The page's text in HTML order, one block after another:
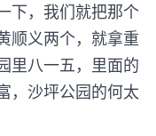
下，我们就把那个
顺义两个，就拿重
里八一五，里面的
，沙坪公园的何太